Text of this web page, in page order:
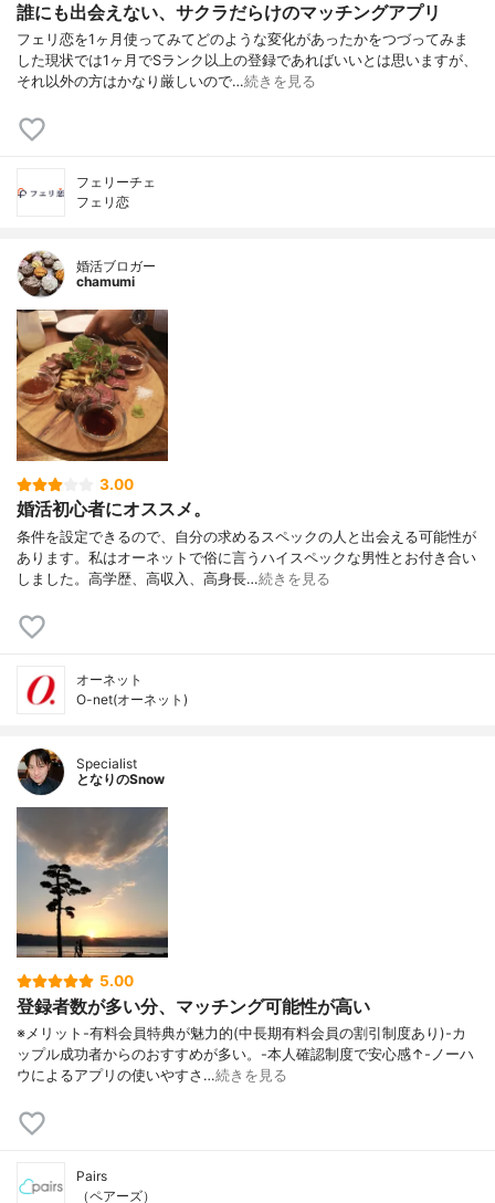
誰にも出会えない、サクラだらけのマッチングアプリ
フェリ恋を1ヶ月使ってみてどのような変化があったかをつづってみま
した現状では1ヶ月でSランク以上の登録であればいいとは思いますが、
それ以外の方はかなり厳しいので…続きを見る
フェリーチェ
フェリ恋
婚活ブロガー
chamumi
3.00
婚活初心者にオススメ。
条件を設定できるので、自分の求めるスペックの人と出会える可能性が
あります。私はオーネットで俗に言うハイスペックな男性とお付き合い
しました。高学歴、高収入、高身長…続きを見る
オーネット
O-net(オーネット)
Specialist
となりのSnow
5.00
登録者数が多い分、マッチング可能性が高い
※メリット-有料会員特典が魅力的(中長期有料会員の割引制度あり)-カ
ップル成功者からのおすすめが多い。-本人確認制度で安心感↑-ノーハ
ウによるアプリの使いやすさ…続きを見る
Pairs
（ペアーズ）